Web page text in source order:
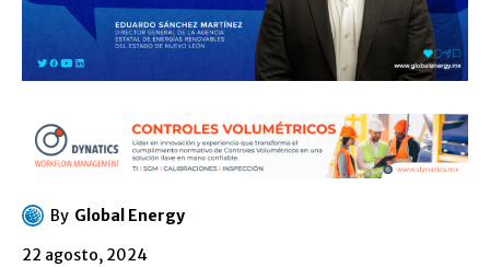
By Global Energy
22 agosto, 2024